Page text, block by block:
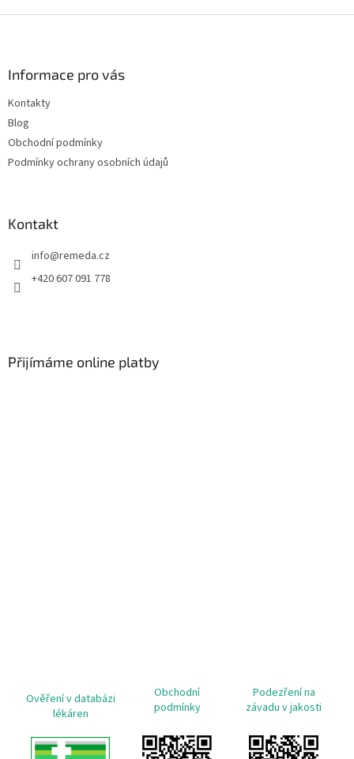
Informace pro vás
Kontakty
Blog
Obchodní podmínky
Podmínky ochrany osobních údajů
Kontakt
info@remeda.cz
+420 607 091 778
Přijímáme online platby
Ověření v databázi
lékáren
Obchodní
podmínky
Podezření na
závadu v jakosti